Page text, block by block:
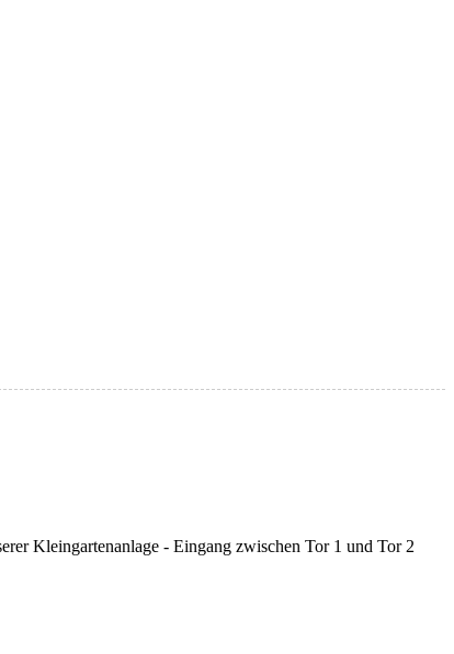
Kleingartenanlage - Eingang zwischen Tor 1 und Tor 2